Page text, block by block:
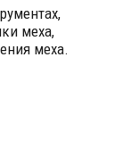
меха,
меха.